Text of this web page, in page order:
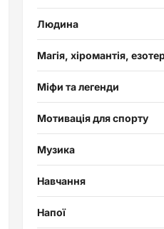
Людина
Магія, хіромантія,
Міфи та легенди
Мотивація для спорту
Музика
Навчання
Напої